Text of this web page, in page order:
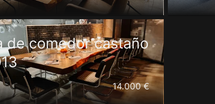
de comedor castaño
14.000 €